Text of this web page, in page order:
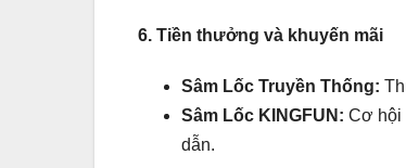
6. Tiền thưởng và khuyến mãi
Sâm Lốc Truyền Thống:
Sâm Lốc KINGFUN: Cơ hội
dẫn.